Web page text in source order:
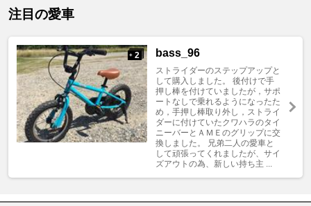
注目の愛車
+ 2 bass_96
ストライダーのステップアップと
して購入しました。 後付けで手
押し棒を付けていましたが，サポ
ートなしで乗れるようになったた
め，手押し棒取り外し，ストライ
ダーに付けていたクワハラのタイ
ニーバーとＡＭＥのグリップに交
換しました。 兄弟二人の愛車と
して頑張ってくれましたが、サイ
ズアウトの為、新しい持ち主 ...